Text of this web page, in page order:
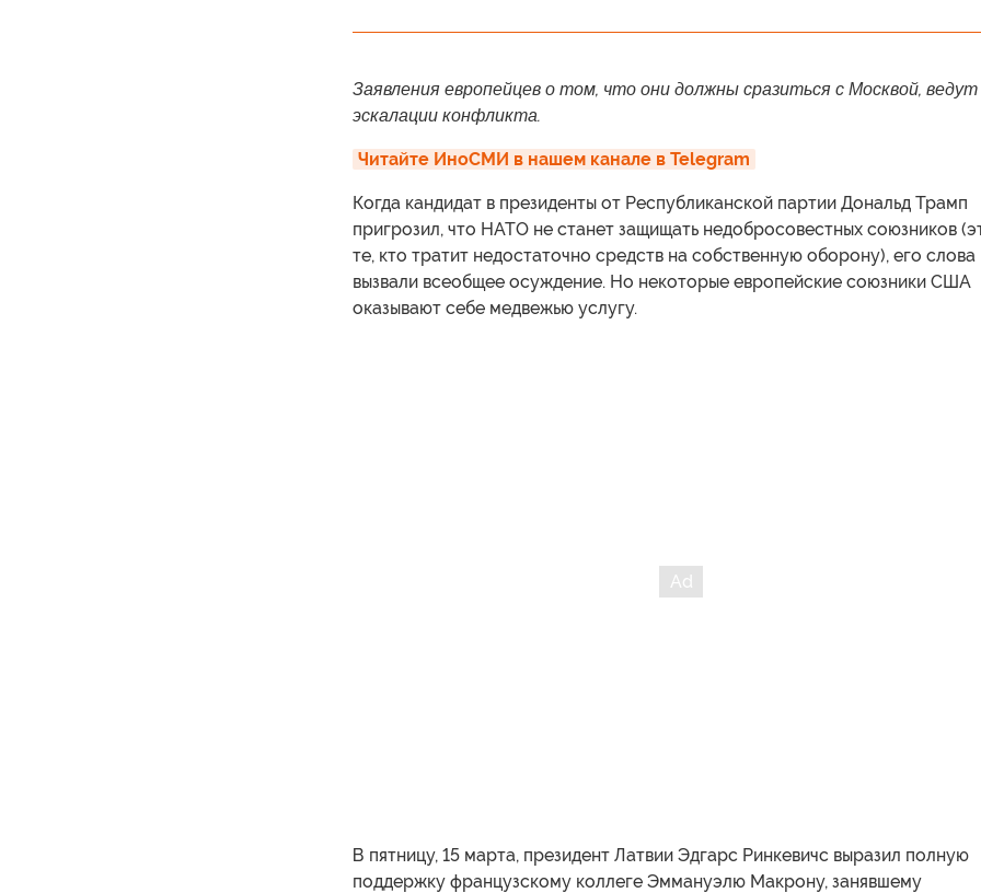
Заявления европейцев о том, что они должны сразиться с Москвой, ведут
эскалации конфликта.
Читайте ИноСМИ в нашем канале в Telegram
Когда кандидат в президенты от Республиканской партии Дональд Трамп
пригрозил, что НАТО не станет защищать недобросовестных союзников
те, кто тратит недостаточно средств на собственную оборону), его слова
вызвали всеобщее осуждение. Но некоторые европейские союзники США
оказывают себе медвежью услугу.
В пятницу, 15 марта, президент Латвии Эдгарс Ринкевичс выразил полную
поддержку французскому коллеге Эммануэлю Макрону, занявшему